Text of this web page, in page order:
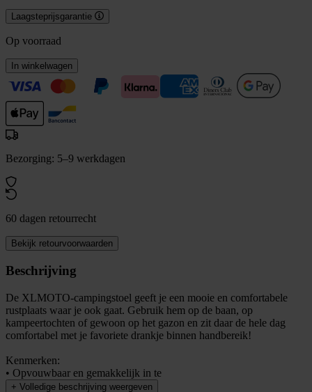
Laagsteprijsgarantie
Op voorraad
In winkelwagen
Bezorging: 5–9 werkdagen
60 dagen retourrecht
Bekijk retourvoorwaarden
Beschrijving
De XLMOTO-campingstoel geeft je een mooie en comfortabele
rustplaats waar je ook gaat. Gebruik hem op de baan, op
kampeertochten of gewoon op het gazon en zit daar de hele dag
comfortabel met je favoriete drankje binnen handbereik!
Kenmerken:
• Opvouwbaar en gemakkelijk in te
+ Volledige beschrijving weergeven